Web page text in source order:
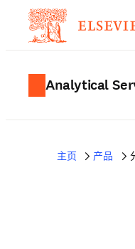
Analytical
主页 产品